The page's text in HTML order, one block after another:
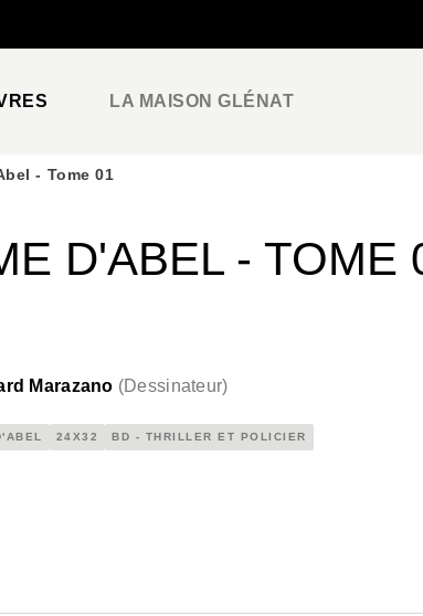
LA MAISON GLÉNAT
- Tome 01
D'ABEL - TOME
Marazano (Dessinateur)
24X32 BD - THRILLER ET POLICIER